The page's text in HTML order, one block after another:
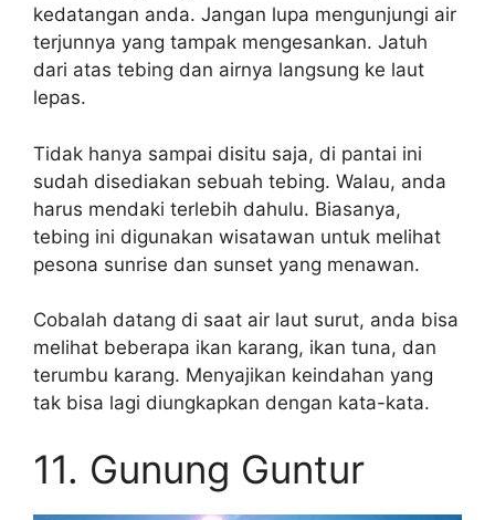
kedatangan anda. Jangan lupa mengunjungi air
terjunnya yang tampak mengesankan. Jatuh
dari atas tebing dan airnya langsung ke laut
lepas.
Tidak hanya sampai disitu saja, di pantai ini
sudah disediakan sebuah tebing. Walau, anda
harus mendaki terlebih dahulu. Biasanya,
tebing ini digunakan wisatawan untuk melihat
pesona sunrise dan sunset yang menawan.
Cobalah datang di saat air laut surut, anda bisa
melihat beberapa ikan karang, ikan tuna, dan
terumbu karang. Menyajikan keindahan yang
tak bisa lagi diungkapkan dengan kata-kata.
11. Gunung Guntur